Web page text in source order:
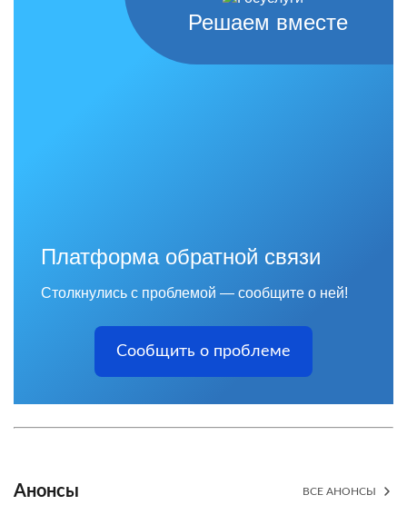
Решаем вместе
Платформа обратной связи
Столкнулись с проблемой — сообщите о ней!
Сообщить о проблеме
Анонсы ВСЕ АНОНСЫ